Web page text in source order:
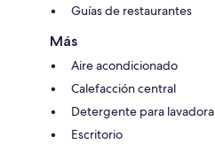
Guías de restaurantes
Más
Aire acondicionado
Calefacción central
Detergente para lavadora
Escritorio